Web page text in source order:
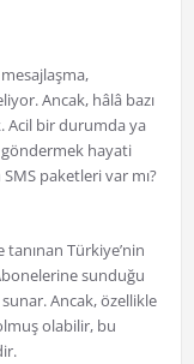
Ancak, hâlâ bazı
Acil bir durumda ya
hayati
paketleri var mı?
Türkiye’nin
sunduğu
Ancak, özellikle
olabilir, bu